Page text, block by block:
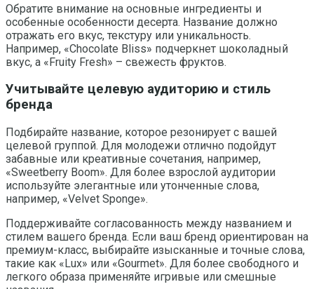
Обратите внимание на основные ингредиенты и
особенные особенности десерта. Название должно
отражать его вкус, текстуру или уникальность.
Например, «Chocolate Bliss» подчеркнет шоколадный
вкус, а «Fruity Fresh» – свежесть фруктов.
Учитывайте целевую аудиторию и стиль
бренда
Подбирайте название, которое резонирует с вашей
целевой группой. Для молодежи отлично подойдут
забавные или креативные сочетания, например,
«Sweetberry Boom». Для более взрослой аудитории
используйте элегантные или утонченные слова,
например, «Velvet Sponge».
Поддерживайте согласованность между названием и
стилем вашего бренда. Если ваш бренд ориентирован на
премиум-класс, выбирайте изысканные и точные слова,
такие как «Lux» или «Gourmet». Для более свободного и
легкого образа применяйте игривые или смешные